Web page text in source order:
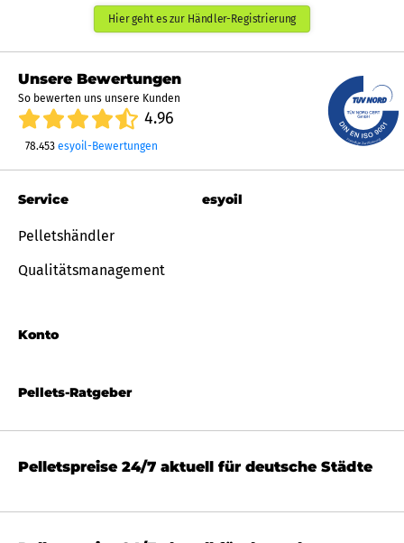
Hier geht es zur Händler-Registrierung
Unsere Bewertungen
So bewerten uns unsere Kunden
4.96
78.453 esyoil-Bewertungen
Pellets-Ratgeber
Service
Pelletshändler
Qualitätsmanagement
Konto
esyoil
Pelletspreise 24/7 aktuell für deutsche Städte